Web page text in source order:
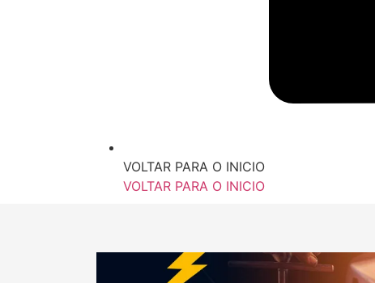
VOLTAR PARA O INICIO
VOLTAR PARA O INICIO